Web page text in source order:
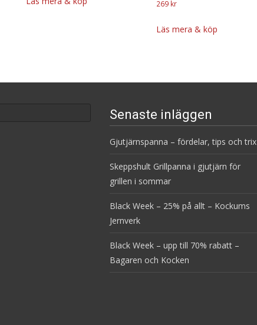
269 kr
Läs mera & köp
Senaste inläggen
Gjutjärnspanna – fördelar, tips och trix
Skeppshult Grillpanna i gjutjärn för
grillen i sommar
Black Week – 25% på allt – Kockums
Jernverk
Black Week – upp till 70% rabatt –
Bagaren och Kocken